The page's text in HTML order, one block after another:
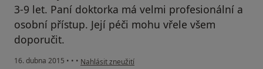
3-9 let. Paní doktorka má velmi profesionální a
osobní přístup. Její péči mohu vřele všem
doporučit.
16. dubna 2015 • • • podle názoru uživatele Váš účet byl odstraněn
Nahlásit zneužití